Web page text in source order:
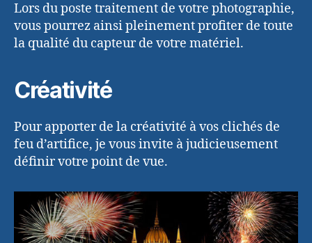
Lors du poste traitement de votre photographie,
vous pourrez ainsi pleinement profiter de toute
la qualité du capteur de votre matériel.
Créativité
Pour apporter de la créativité à vos clichés de
feu d’artifice, je vous invite à judicieusement
définir votre point de vue.